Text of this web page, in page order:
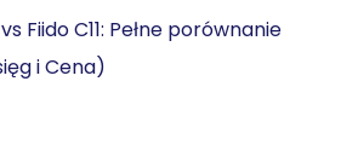
Fiido C11: Pełne porównanie
i Cena)